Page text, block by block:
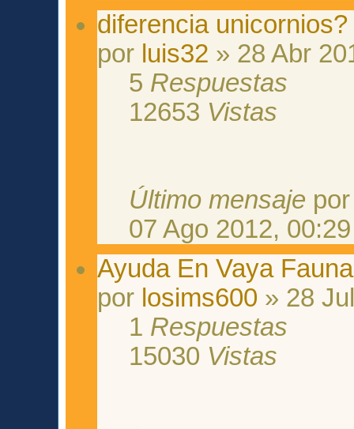
diferencia unicornios?
por luis32 » 28 Abr
5 Respuestas
12653 Vistas
Último mensaje
07 Ago 2012, 00:29
Ayuda En Vaya
por losims600 » 28
1 Respuestas
15030 Vistas